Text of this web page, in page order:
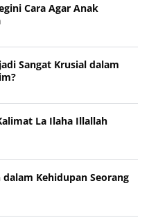
Cara Agar Anak
Sangat Krusial dalam
La Ilaha Illallah
Kehidupan Seorang